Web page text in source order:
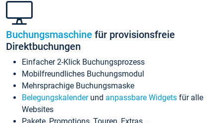
Buchungsmaschine für provisionsfreie
Direktbuchungen
Einfacher 2-Klick Buchungsprozess
Mobilfreundliches Buchungsmodul
Mehrsprachige Buchungsmaske
Belegungskalenderund anpassbare Widgets für alle
Websites